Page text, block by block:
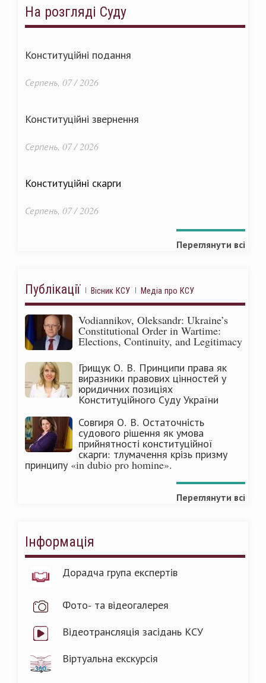
На розгляді Суду
Конституційні подання
Серпень, 07 / 2026
Конституційні звернення
Серпень, 07 / 2026
Конституційні скарги
Серпень, 07 / 2026
Переглянути всі
Публікації Вісник КСУ Медіа про КСУ
Vodiannikov, Oleksandr: Ukraine’s
Constitutional Order in Wartime:
Elections, Continuity, and Legitimacy
Грищук О. В. Принципи права як
виразники правових цінностей у
юридичних позиціях
Конституційного Суду України
Совгиря О. В. Остаточність
судового рішення як умова
прийнятності конституційної
скарги: тлумачення крізь призму
принципу «in dubio pro homine».
Переглянути всі
Інформація
Дорадча група експертів
Фото- та відеогалерея
Відеотрансляція засідань КСУ
Віртуальна екскурсія